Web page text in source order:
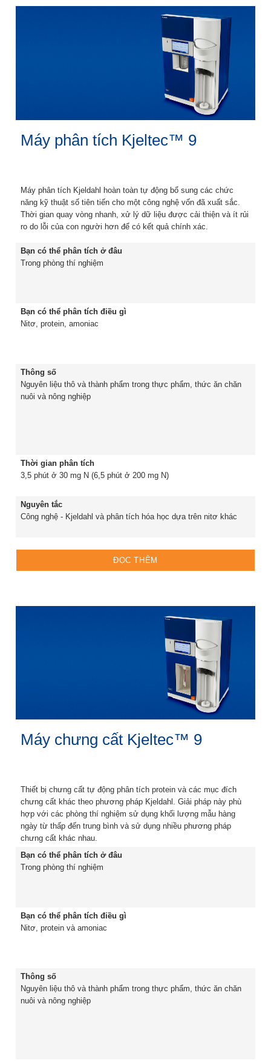
Máy phân tích Kjeltec™ 9
Máy phân tích Kjeldahl hoàn toàn tự động bổ sung các chức
năng kỹ thuật số tiên tiến cho một công nghệ vốn đã xuất sắc.
Thời gian quay vòng nhanh, xử lý dữ liệu được cải thiện và ít rủi
ro do lỗi của con người hơn để có kết quả chính xác.
Bạn có thể phân tích ở đâu
Trong phòng thí nghiệm
Bạn có thể phân tích điều gì
Nitơ, protein, amoniac
Thông số
Nguyên liệu thô và thành phẩm trong thực phẩm, thức ăn chăn
nuôi và nông nghiệp
Thời gian phân tích
3,5 phút ở 30 mg N (6,5 phút ở 200 mg N)
Nguyên tắc
Công nghệ - Kjeldahl và phân tích hóa học dựa trên nitơ khác
ĐỌC THÊM
Máy chưng cất Kjeltec™ 9
Thiết bị chưng cất tự động phân tích protein và các mục đích
chưng cất khác theo phương pháp Kjeldahl. Giải pháp này phù
hợp với các phòng thí nghiệm sử dụng khối lượng mẫu hàng
ngày từ thấp đến trung bình và sử dụng nhiều phương pháp
chưng cất khác nhau.
Bạn có thể phân tích ở đâu
Trong phòng thí nghiệm
Bạn có thể phân tích điều gì
Nitơ, protein và amoniac
Thông số
Nguyên liệu thô và thành phẩm trong thực phẩm, thức ăn chăn
nuôi và nông nghiệp